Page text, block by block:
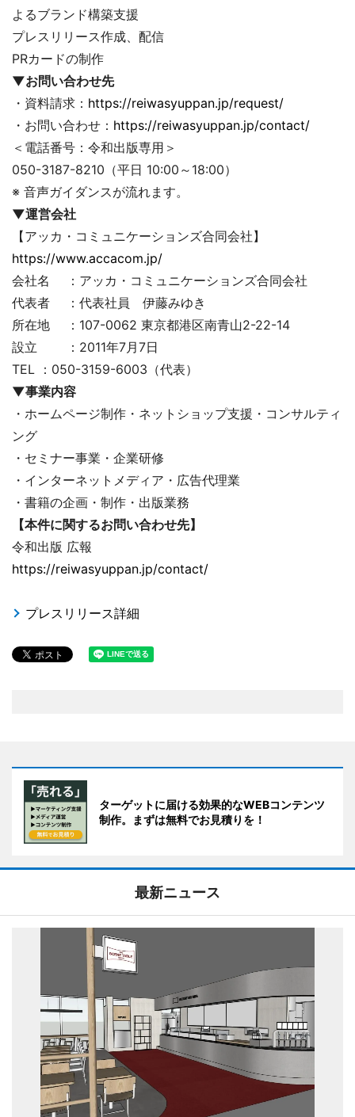
よるブランド構築支援
プレスリリース作成、配信
PRカードの制作
▼お問い合わせ先
・資料請求： https://reiwasyuppan.jp/request/
・お問い合わせ： https://reiwasyuppan.jp/contact/
＜電話番号：令和出版専用＞
050-3187-8210（平日 10:00～18:00）
※ 音声ガイダンスが流れます。
▼運営会社
【アッカ・コミュニケーションズ合同会社】
https://www.accacom.jp/
会社名 ：アッカ・コミュニケーションズ合同会社
代表者 ：代表社員 伊藤みゆき
所在地 ：107-0062 東京都港区南青山2-22-14
設立 ：2011年7月7日
TEL ：050-3159-6003（代表）
▼事業内容
・ホームページ制作・ネットショップ支援・コンサルティ
ング
・セミナー事業・企業研修
・インターネットメディア・広告代理業
・書籍の企画・制作・出版業務
【本件に関するお問い合わせ先】
令和出版 広報
https://reiwasyuppan.jp/contact/
プレスリリース詳細
ターゲットに届ける効果的なWEBコンテンツ
制作。まずは無料でお見積りを！
最新ニュース